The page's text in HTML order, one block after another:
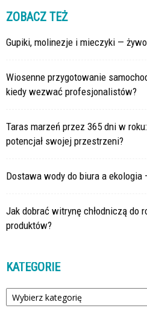
ZOBACZ TEŻ
Gupiki, molinezje i mieczyki —
Wiosenne przygotowanie
kiedy wezwać profesjonalistów?
Taras marzeń przez 365 dni w
potencjał swojej przestrzeni?
Dostawa wody do biura a
Jak dobrać witrynę chłodniczą do
produktów?
KATEGORIE
Kategorie